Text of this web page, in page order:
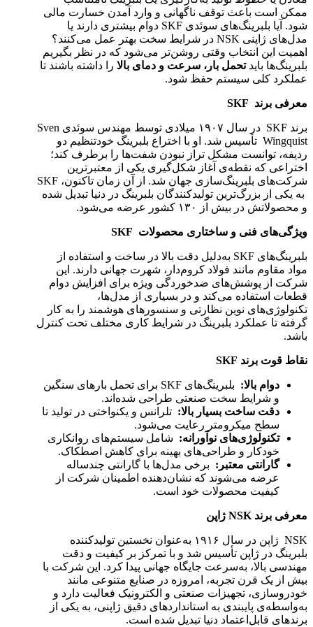
ممکن است باعث توقف ناگهانی و وارد آمدن خسارت مالی
شود. آیا بلبرینگ‌های سوئدی SKF دوام بیشتری دارند یا
مدل‌های ژاپنی NSK در شرایط سخت بهتر عمل می‌کنند؟
اهمیت این انتخاب وقتی روشن‌تر می‌شود که در نظر بگیریم
بلبرینگ‌ها بایدتحمل بار، سرعت و دمای بالا را داشته باشند تا
عملکرد کلی سیستم حفظ شود.
معرفی برند
برند SKF در سال ۱۹۰۷ میلادی توسط مهندس سوئدی Sven
Wingquist تأسیس شد. او با اختراع بلبرینگ خودتنظیم دو
ردیفه، توانست مشکل تراز نبودن شفت‌ها را برطرف کند؛
اختراعی که نقطه‌ی آغاز شکل‌گیری یکی از معتبرترین
شرکت‌های بلبرینگ‌سازی جهان شد. از آن زمان تاکنون، SKF
به یکی از بزرگ‌ترین تولیدکنندگان بلبرینگ در دنیا تبدیل شده
و محصولاتش در بیش از ۱۳۰ کشور عرضه می‌شود.
ویژگی‌های فنی و ساختاری محصولات
بلبرینگ‌های SKF به‌دلیل دقت بالا در ساخت و استفاده از
مواد مقاوم مانند فولاد کروم‌دار، شهرت جهانی دارند. این
شرکت از پوشش‌های ضدخوردگی ویژه برای افزایش دوام
قطعات استفاده می‌کند و در بسیاری از مدل‌ها،
تکنولوژی‌های نوین نظارتی و سنسورهای هوشمند را به کار
گرفته تا عملکرد بلبرینگ در شرایط کاری مختلف تحت کنترل
باشد.
نقاط قوت برند
دوام بالا:
بلبرینگ‌های SKF برای تحمل بارهای سنگین
و شرایط سخت صنعتی طراحی شده‌اند.
دقت ساخت بسیار بالا: تلرانس و یکنواختی در تولید تا
سطح میکرومتر رعایت می‌شود.
تکنولوژی‌های نوآورانه: شامل سیستم‌های روانکاری
خودکار و طراحی‌های بهینه برای کاهش اصطکاک.
گارانتی معتبر : برخی مدل‌ها با گارانتی چندساله
عرضه می‌شوند که نشان‌دهنده اطمینان شرکت از
کیفیت محصولات خود است.
معرفی برند NSK ژاپن
NSK ژاپن در سال ۱۹۱۶ به‌عنوان نخستین تولیدکننده
بلبرینگ در ژاپن تأسیس شد و با تمرکز بر کیفیت و دقت
مهندسی بالا، به‌سرعت جایگاه جهانی پیدا کرد. این شرکت با
بیش از یک قرن تجربه، امروزه در صنایع متنوعی مانند
خودروسازی، تجهیزات صنعتی و الکترونیک فعالیت دارد و
به‌واسطه‌ی پایبندی به استانداردهای دقیق ژاپنی، به یکی از
برندهای قابل‌اعتماد دنیا تبدیل شده است.